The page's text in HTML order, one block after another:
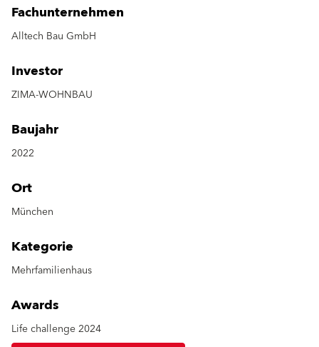
Fachunternehmen
Alltech Bau GmbH
Investor
ZIMA-WOHNBAU
Baujahr
2022
Ort
München
Kategorie
Mehrfamilienhaus
Awards
Life challenge 2024